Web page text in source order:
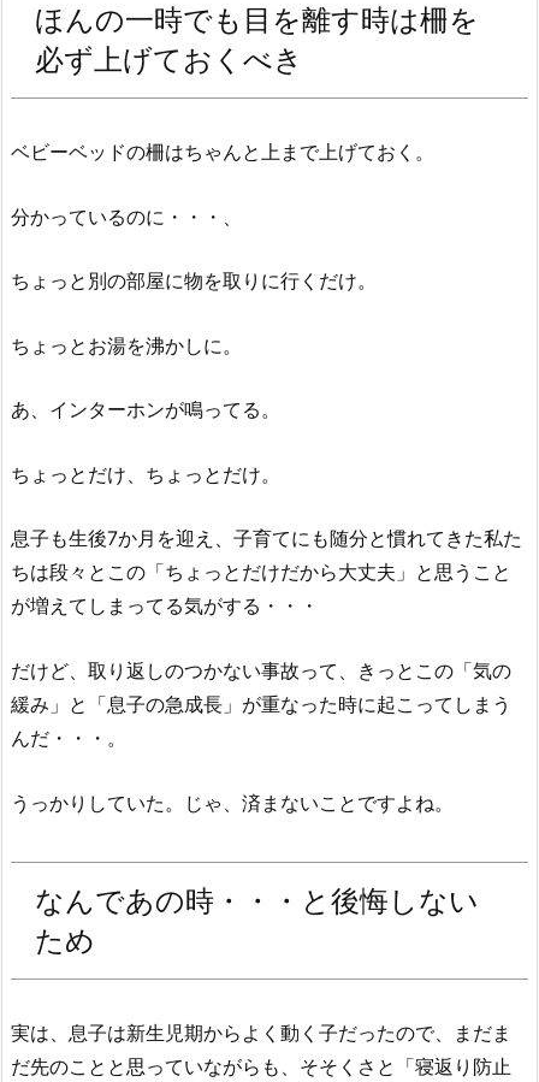
ほんの一時でも目を離す時は柵を
必ず上げておくべき
ベビーベッドの柵はちゃんと上まで上げておく。
分かっているのに・・・、
ちょっと別の部屋に物を取りに行くだけ。
ちょっとお湯を沸かしに。
あ、インターホンが鳴ってる。
ちょっとだけ、ちょっとだけ。
息子も生後7か月を迎え、子育てにも随分と慣れてきた私た
ちは段々とこの「ちょっとだけだから大丈夫」と思うこと
が増えてしまってる気がする・・・
だけど、取り返しのつかない事故って、きっとこの「気の
緩み」と「息子の急成長」が重なった時に起こってしまう
んだ・・・。
うっかりしていた。じゃ、済まないことですよね。
なんであの時・・・と後悔しない
ため
実は、息子は新生児期からよく動く子だったので、まだま
だ先のことと思っていながらも、そそくさと「寝返り防止